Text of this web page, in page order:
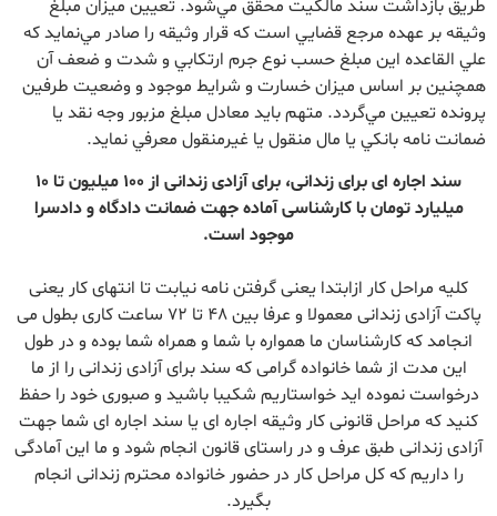
طريق بازداشت سند مالكيت محقق مي‌شود. تعيين ميزان مبلغ
وثيقه بر عهده مرجع قضايي است كه قرار وثيقه را صادر مي‌نمايد كه
علي القاعده اين مبلغ حسب نوع جرم ارتكابي و شدت و ضعف آن
همچنين بر اساس ميزان خسارت و شرايط موجود و وضعيت طرفين
پرونده تعيين مي‌گردد. متهم بايد معادل مبلغ مزبور وجه نقد يا
ضمانت نامه بانكي يا مال منقول يا غير‌منقول معرفي نمايد.
سند اجاره ای برای زندانی، برای آزادی زندانی از 100 میلیون تا 10
میلیارد تومان با کارشناسی آماده جهت ضمانت دادگاه و دادسرا
موجود است.
کلیه مراحل کار ازابتدا یعنی گرفتن نامه نیابت تا انتهای کار یعنی
پاکت آزادی زندانی معمولا و عرفا بین 48 تا 72 ساعت کاری بطول می
انجامد که کارشناسان ما همواره با شما و همراه شما بوده و در طول
این مدت از شما خانواده گرامی که سند برای آزادی زندانی را از ما
درخواست نموده اید خواستاریم شکیبا باشید و صبوری خود را حفظ
کنید که مراحل قانونی کار وثیقه اجاره ای یا سند اجاره ای شما جهت
آزادی زندانی طبق عرف و در راستای قانون انجام شود و ما این آمادگی
را داریم که کل مراحل کار در حضور خانواده محترم زندانی انجام
بگیرد.